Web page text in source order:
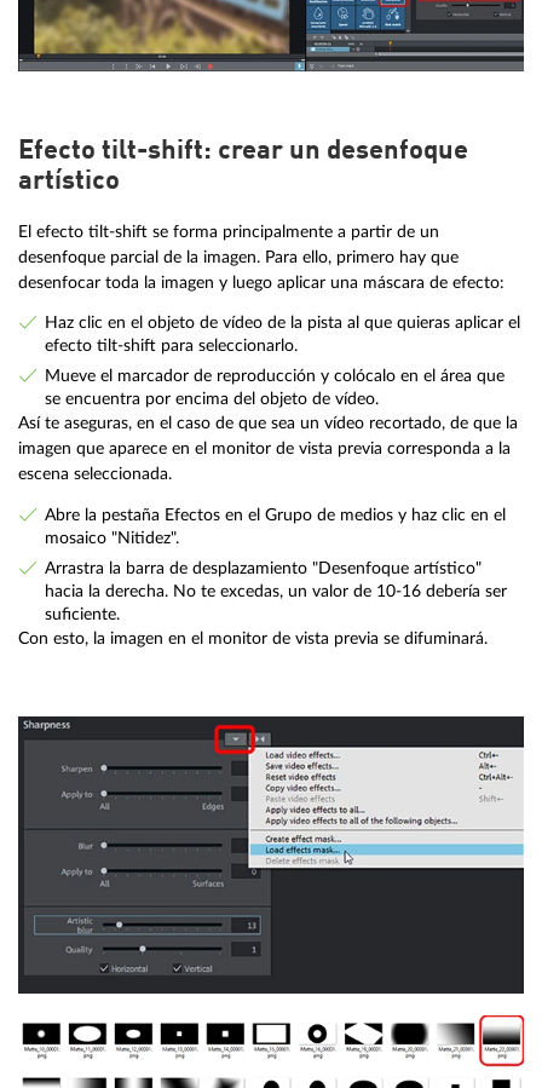
Efecto tilt-shift: crear un desenfoque
artístico
El efecto tilt-shift se forma principalmente a partir de un
desenfoque parcial de la imagen. Para ello, primero hay que
desenfocar toda la imagen y luego aplicar una máscara de efecto:
Haz clic en el objeto de vídeo de la pista al que quieras aplicar el
efecto tilt-shift para seleccionarlo.
Mueve el marcador de reproducción y colócalo en el área que
se encuentra por encima del objeto de vídeo.
Así te aseguras, en el caso de que sea un vídeo recortado, de que la
imagen que aparece en el monitor de vista previa corresponda a la
escena seleccionada.
Abre la pestaña Efectos en el Grupo de medios y haz clic en el
mosaico "Nitidez".
Arrastra la barra de desplazamiento "Desenfoque artístico"
hacia la derecha. No te excedas, un valor de 10-16 debería ser
suficiente.
Con esto, la imagen en el monitor de vista previa se difuminará.